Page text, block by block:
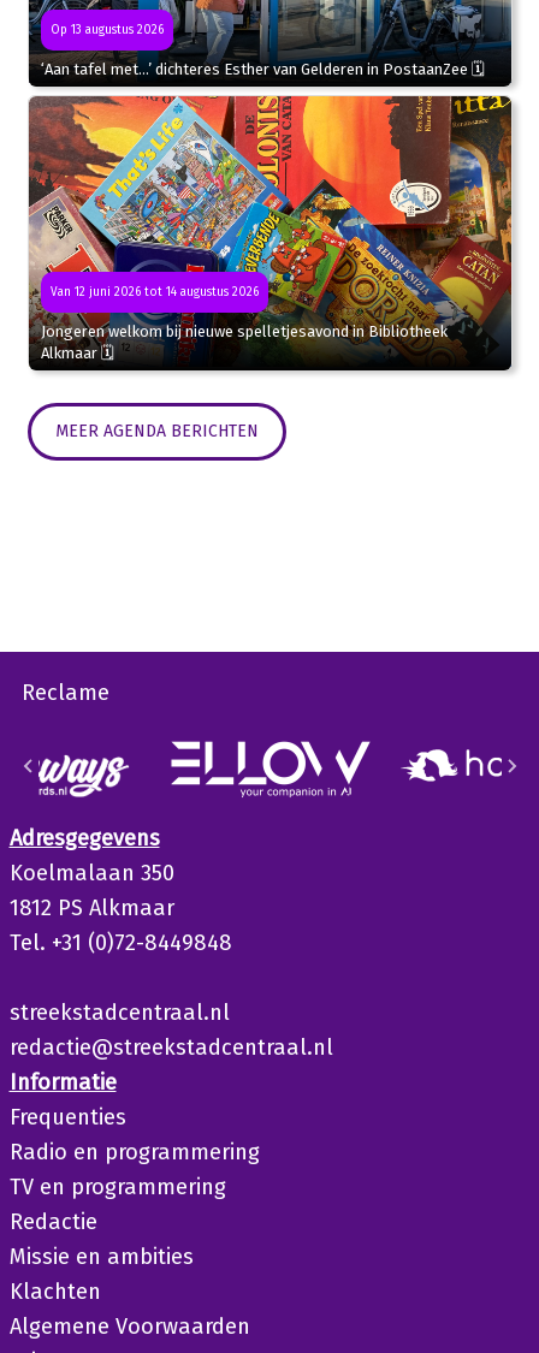
Op 13 augustus 2026
‘Aan tafel met…’ dichteres Esther van Gelderen in PostaanZee 🗓
Van 12 juni 2026 tot 14 augustus 2026
Jongeren welkom bij nieuwe spelletjesavond in Bibliotheek
Alkmaar 🗓
MEER AGENDA BERICHTEN
Reclame
Adresgegevens
Koelmalaan 350
1812 PS Alkmaar
Tel. +31 (0)72-8449848
streekstadcentraal.nl
redactie@streekstadcentraal.nl
Informatie
Frequenties
Radio en programmering
TV en programmering
Redactie
Missie en ambities
Klachten
Algemene Voorwaarden